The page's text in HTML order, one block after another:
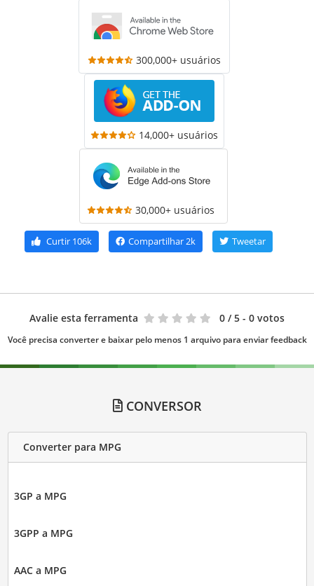
300,000+ usuários
14,000+ usuários
30,000+ usuários
Curtir 106k Compartilhar2k Tweetar
Avalie esta ferramenta 0 / 5 - 0 votos
Você precisa converter e baixar pelo menos 1 arquivo para enviar feedback
CONVERSOR
Converter para MPG
3GP a MPG
3GPP a MPG
AAC a MPG